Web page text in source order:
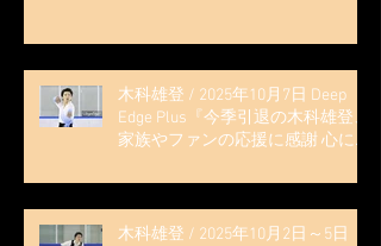
木科雄登 / 2025年10月7日 Deep
Edge Plus『今季引退の木科雄登、
家族やファンの応援に感謝 心に響
見に来て」』
木科雄登 / 2025年10月2日～5日